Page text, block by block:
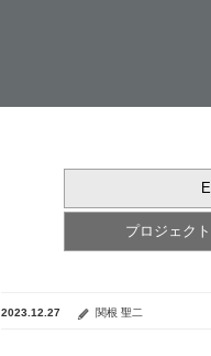
プロジェク
2023.12.27 関根 聖二